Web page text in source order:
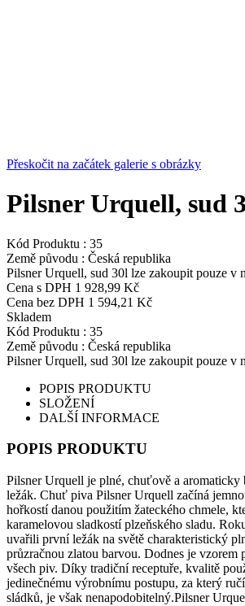
Přeskočit na začátek galerie s obrázky
Pilsner Urquell, sud
Kód Produktu : 35
Země původu : Česká republika
Pilsner Urquell, sud 30l lze zakoupit pouze v
Cena s DPH 1 928,99 Kč
Cena bez DPH 1 594,21 Kč
Skladem
Kód Produktu : 35
Země původu : Česká republika
Pilsner Urquell, sud 30l lze zakoupit pouze v
POPIS PRODUKTU
SLOŽENÍ
DALŠÍ INFORMACE
POPIS PRODUKTU
Pilsner Urquell je plné, chuťově a aromaticky
ležák. Chuť piva Pilsner Urquell začíná
hořkostí danou použitím žateckého chmele,
karamelovou sladkostí plzeňského sladu.
uvařili první ležák na světě charakteristický
průzračnou zlatou barvou. Dodnes je vzorem
všech piv. Díky tradiční receptuře, kvalitě
jedinečnému výrobnímu postupu, za který
sládků, je však nenapodobitelný.Pilsner